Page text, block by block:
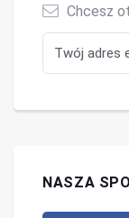
Chcesz
NASZA